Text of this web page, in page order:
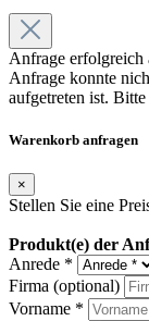
Anfrage erfolgreich
Anfrage konnte
aufgetreten ist.
Warenkorb anfragen
×
Stellen Sie eine
Produkt(e) der
Anrede *
Firma (optional)
Vorname *